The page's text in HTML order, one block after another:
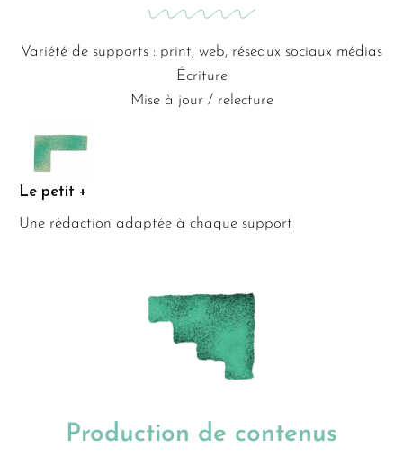
Variété de supports : print, web, réseaux sociaux médias
Écriture
Mise à jour / relecture
Le petit +
Une rédaction adaptée à chaque support
Production de contenus